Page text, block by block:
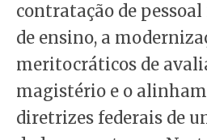
contratação de
de ensino, a
meritocráticos de
magistério e o
diretrizes federais de